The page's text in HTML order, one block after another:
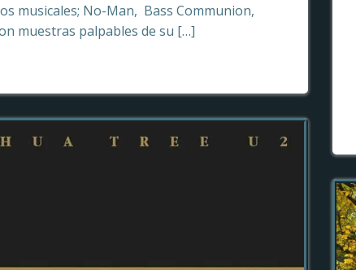
musicales; No-Man, Bass Communion,
muestras palpables de su […]